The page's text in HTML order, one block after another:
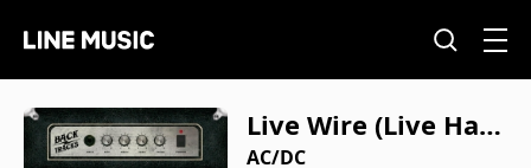
Live Wire (Live Ham
mersmith Odeon, L
AC/DC